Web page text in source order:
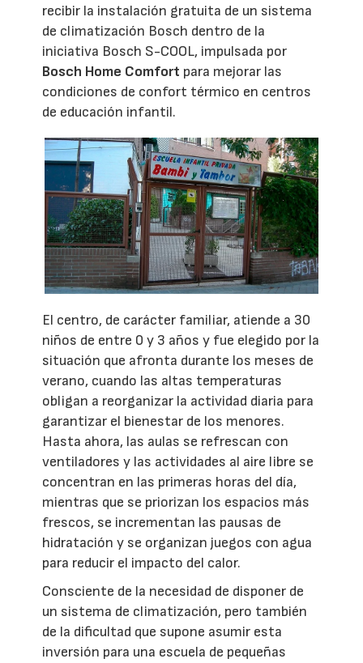
recibir la instalación gratuita de un sistema
de climatización Bosch dentro de la
iniciativa Bosch S-COOL, impulsada por
Bosch Home Comfort para mejorar las
condiciones de confort térmico en centros
de educación infantil.
El centro, de carácter familiar, atiende a 30
niños de entre 0 y 3 años y fue elegido por la
situación que afronta durante los meses de
verano, cuando las altas temperaturas
obligan a reorganizar la actividad diaria para
garantizar el bienestar de los menores.
Hasta ahora, las aulas se refrescan con
ventiladores y las actividades al aire libre se
concentran en las primeras horas del día,
mientras que se priorizan los espacios más
frescos, se incrementan las pausas de
hidratación y se organizan juegos con agua
para reducir el impacto del calor.
Consciente de la necesidad de disponer de
un sistema de climatización, pero también
de la dificultad que supone asumir esta
inversión para una escuela de pequeñas